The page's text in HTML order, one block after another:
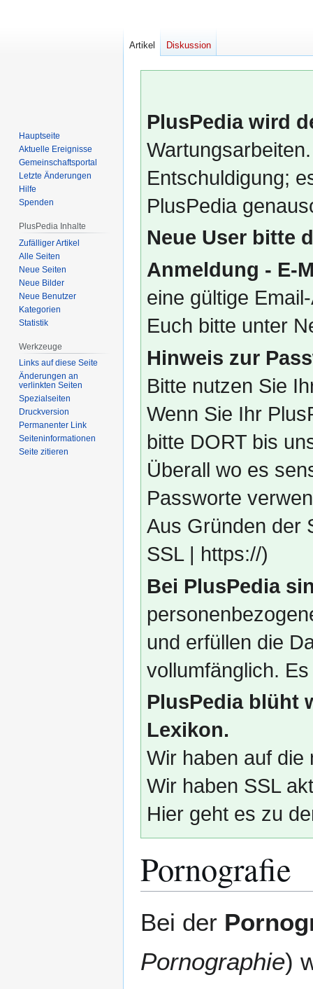
PlusPedia wird
Entschuldigung;
PlusPedia
Neue User bitte
Anmeldung - E-
eine gültige
Euch bitte unter
Hinweis zur
Bitte nutzen Sie
Wenn Sie Ihr
bitte DORT bis
Überall wo es
Passworte
Aus Gründen der
SSL | https://)
Bei PlusPedia
und erfüllen die
vollumfänglich.
PlusPedia blüht
Lexikon.
Wir haben auf die
Wir haben SSL
Hier geht es zu
Pornografie
Navigation
Suche
Bei der
Pornographie)
Artikel Diskussion
Hauptseite
Aktuelle Ereignisse
Gemeinschafts­portal
Letzte Änderungen
Hilfe
Spenden
PlusPedia Inhalte
Zufälliger Artikel
Alle Seiten
Neue Seiten
Neue Bilder
Neue Benutzer
Kategorien
Statistik
Werkzeuge
Links auf diese Seite
Änderungen an
verlinkten Seiten
Spezialseiten
Druckversion
Permanenter Link
Seiten­­informationen
Seite zitieren